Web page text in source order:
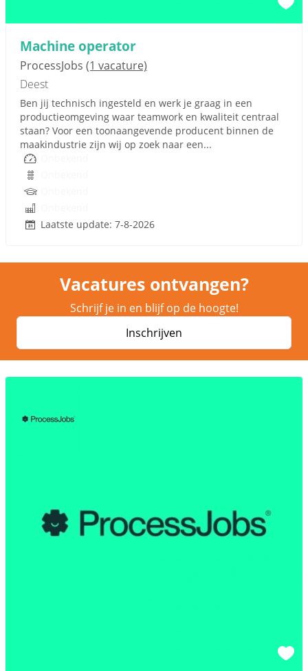
Machine operator
ProcessJobs (1 vacature)
Deest
Ben jij technisch ingesteld en werk je graag in een
productieomgeving waar teamwork en kwaliteit centraal
staan? Voor een toonaangevende producent binnen de
maakindustrie zijn wij op zoek naar een...
Laatste update: 7-8-2026
Vacatures ontvangen?
Schrijf je in en blijf op de hoogte!
Inschrijven